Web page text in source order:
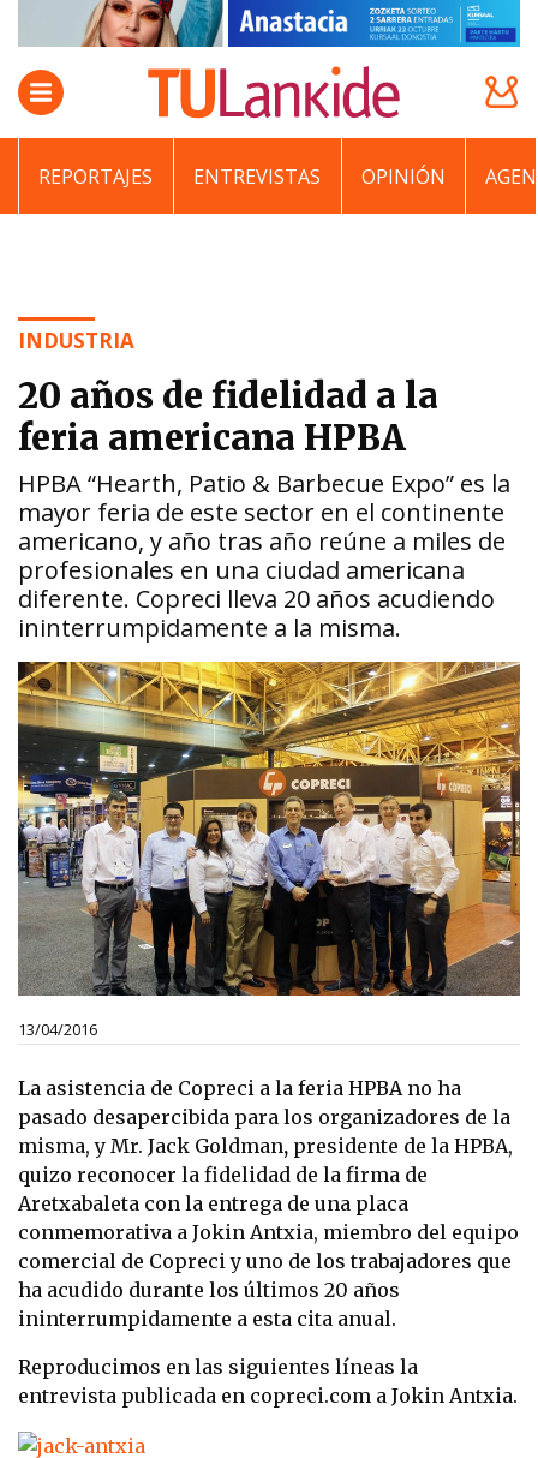
REPORTAJES ENTREVISTAS OPINIÓN
INDUSTRIA
20 años de fidelidad a la
feria americana HPBA
HPBA “Hearth, Patio & Barbecue Expo” es la
mayor feria de este sector en el continente
americano, y año tras año reúne a miles de
profesionales en una ciudad americana
diferente. Copreci lleva 20 años acudiendo
ininterrumpidamente a la misma.
13/04/2016
La asistencia de Copreci a la feria HPBA no ha
pasado desapercibida para los organizadores de la
misma, y Mr. Jack Goldman, presidente de la HPBA,
quizo reconocer la fidelidad de la firma de
Aretxabaleta con la entrega de una placa
conmemorativa a Jokin Antxia, miembro del equipo
comercial de Copreci y uno de los trabajadores que
ha acudido durante los últimos 20 años
ininterrumpidamente a esta cita anual.
Reproducimos en las siguientes líneas la
entrevista publicada en copreci.com a Jokin Antxia.